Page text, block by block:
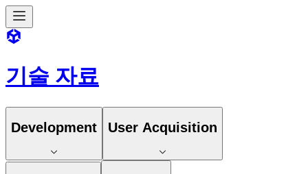
기술 자료
Development User Acquisition